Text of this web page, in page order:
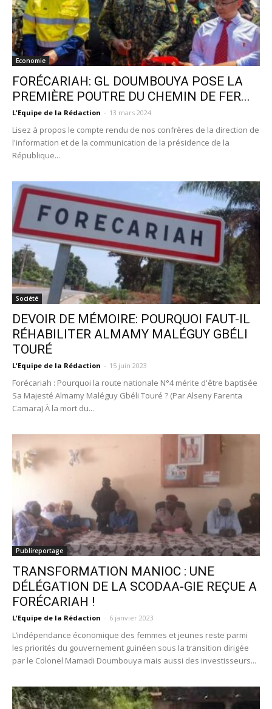
Economie
FORÉCARIAH: GL DOUMBOUYA POSE LA
PREMIÈRE POUTRE DU CHEMIN DE FER...
L'Equipe de la Rédaction - 13 mars 2024
Lisez à propos le compte rendu de nos confrères de la direction de
l'information et de la communication de la présidence de la
République...
Société
DEVOIR DE MÉMOIRE: POURQUOI FAUT-IL
RÉHABILITER ALMAMY MALÉGUY GBÉLI
TOURÉ
L'Equipe de la Rédaction - 15 juin 2023
Forécariah : Pourquoi la route nationale N°4 mérite d'être baptisée
Sa Majesté Almamy Maléguy Gbéli Touré ? (Par Alseny Farenta
Camara) À la mort du...
Publireportage
TRANSFORMATION MANIOC : UNE
DÉLÉGATION DE LA SCODAA-GIE REÇUE A
FORÉCARIAH !
L'Equipe de la Rédaction - 6 janvier 2023
L’indépendance économique des femmes et jeunes reste parmi
les priorités du gouvernement guinéen sous la transition dirigée
par le Colonel Mamadi Doumbouya mais aussi des investisseurs...